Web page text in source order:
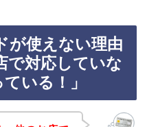
が使えない理由
で対応していな
いる！」